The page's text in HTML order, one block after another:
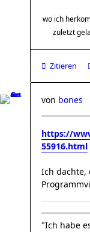
wo ich
zuletzt
Zitieren
von bones
https://
55916.html
Ich dachte,
"Ich habe